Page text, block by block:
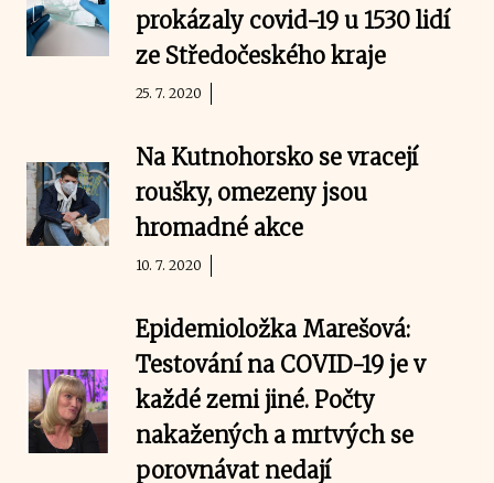
prokázaly covid-19 u 1530 lidí
ze Středočeského kraje
25. 7. 2020
Na Kutnohorsko se vracejí
roušky, omezeny jsou
hromadné akce
10. 7. 2020
Epidemioložka Marešová:
Testování na COVID-19 je v
každé zemi jiné. Počty
nakažených a mrtvých se
porovnávat nedají